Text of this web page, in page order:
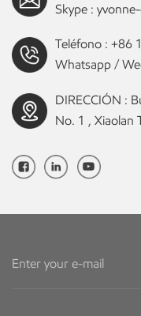
Skype :
Teléfono : +86
Whatsapp /
DIRECCIÓN :
No. 1 , Xiaolan